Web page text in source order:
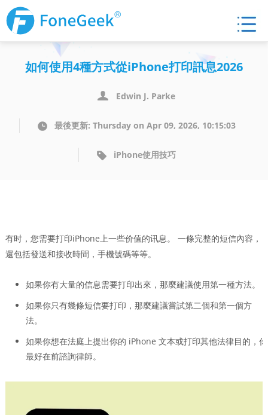
如何使用4種方式從iPhone打印訊息2026
Edwin J. Parke
最後更新: Thursday on Apr 09, 2026, 10:15:03
iPhone使用技巧
有时，您需要打印iPhone上一些价值的讯息。 一條完整的短信內容，
還包括發送和接收時間，手機號碼等等。
如果你有大量的信息需要打印出來，那麼建議使用第一種方法。
如果你只有幾條短信要打印，那麼建議嘗試第二個和第一個方
法。
如果你想在法庭上提出你的 iPhone 文本或打印其他法律目的，你
最好在前諮詢律師。